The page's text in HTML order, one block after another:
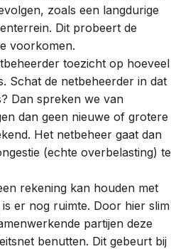
zoals een langdurige
Dit probeert de
voorkomen.
toezicht op hoeveel
Schat de netbeheerder in dat
Dan spreken we van
dan geen nieuwe of grotere
Het netbeheer gaat dan
(echte overbelasting) te
rekening kan houden met
er nog ruimte. Door hier slim
partijen deze
benutten. Dit gebeurt bij